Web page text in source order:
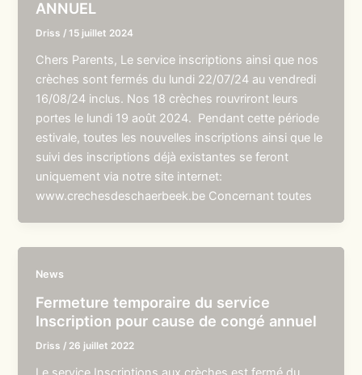
ANNUEL
Driss /15 juillet 2024
Chers Parents, Le service inscriptions ainsi que nos
crèches sont fermés du lundi 22/07/24 au vendredi
16/08/24 inclus. Nos 18 crèches rouvriront leurs
portes le lundi 19 août 2024. Pendant cette période
estivale, toutes les nouvelles inscriptions ainsi que le
suivi des inscriptions déjà existantes se feront
uniquement via notre site internet:
www.crechesdeschaerbeek.be Concernant toutes
News
Fermeture temporaire du service
Inscription pour cause de congé annuel
Driss / 26 juillet 2022